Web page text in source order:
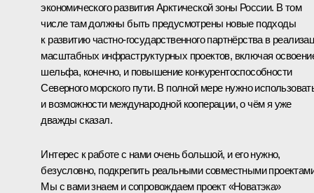
экономического развития Арктической зоны России. В том
числе там должны быть предусмотрены новые подходы
к развитию частно-государственного партнёрства в
масштабных инфраструктурных проектов, включая
шельфа, конечно, и повышение конкурентоспособности
Северного морского пути. В полной мере нужно
и возможности международной кооперации, о чём я уже
дважды сказал.
Интерес к работе с нами очень большой, и его нужно,
безусловно, подкрепить реальными совместными
Мы с вами знаем и сопровождаем проект «Новатэка»